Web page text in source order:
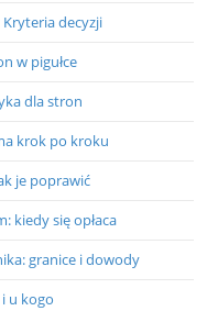
decyzji
w pigułce
dla stron
krok po kroku
je poprawić
kiedy się opłaca
granice i dowody
u kogo